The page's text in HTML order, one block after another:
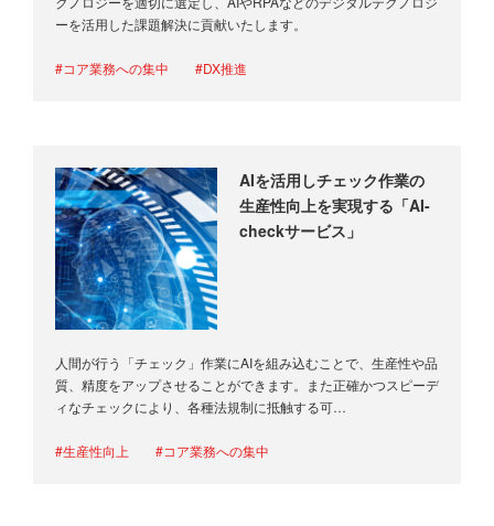
ーを活用した課題解決に貢献いたします。
#コア業務への集中 #DX推進
AIを活用しチェック作業の
生産性向上を実現する「AI-
checkサービス」
人間が行う「チェック」作業にAIを組み込むことで、生産性や品
質、精度をアップさせることができます。また正確かつスピーデ
ィなチェックにより、各種法規制に抵触する可…
#生産性向上 #コア業務への集中